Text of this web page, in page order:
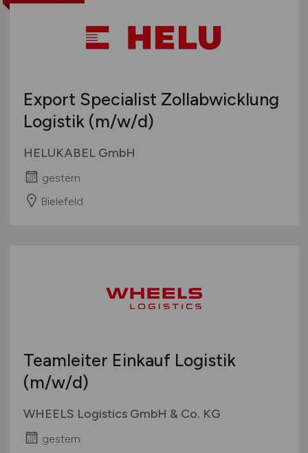
Export Specialist Zollabwicklung
Logistik (m/w/d)
HELUKABEL GmbH
gestern
Bielefeld
Teamleiter Einkauf Logistik
(m/w/d)
WHEELS Logistics GmbH & Co. KG
gestern